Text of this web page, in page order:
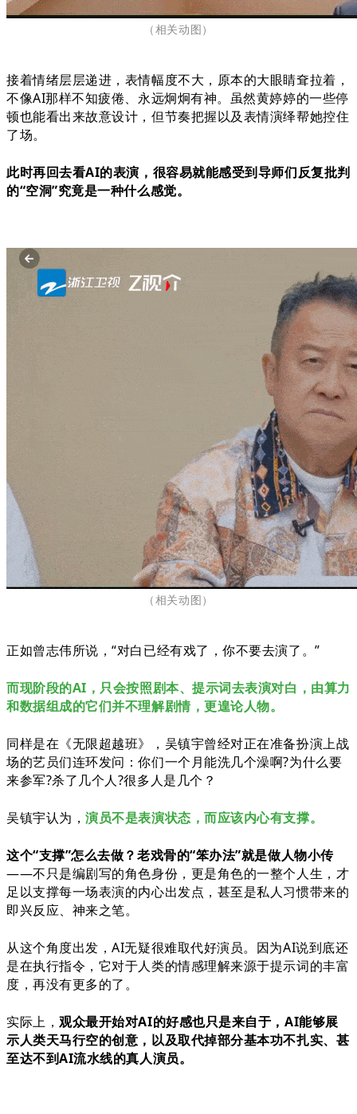
（相关动图）
接着情绪层层递进，表情幅度不大，原本的大眼睛耷拉着，
不像AI那样不知疲倦、永远炯炯有神。虽然黄婷婷的一些停
顿也能看出来故意设计，但节奏把握以及表情演绎帮她控住
了场。
此时再回去看AI的表演，很容易就能感受到导师们反复批判
的“空洞”究竟是一种什么感觉。
（相关动图）
正如曾志伟所说，“对白已经有戏了，你不要去演了。”
而现阶段的AI，只会按照剧本、提示词去表演对白，由算力
和数据组成的它们并不理解剧情，更遑论人物。
同样是在《无限超越班》，吴镇宇曾经对正在准备扮演上战
场的艺员们连环发问：你们一个月能洗几个澡啊?为什么要
来参军?杀了几个人?很多人是几个？
吴镇宇认为，演员不是表演状态，而应该内心有支撑。
这个“支撑”怎么去做？老戏骨的“笨办法”就是做人物小传
——不只是编剧写的角色身份，更是角色的一整个人生，才
足以支撑每一场表演的内心出发点，甚至是私人习惯带来的
即兴反应、神来之笔。
从这个角度出发，AI无疑很难取代好演员。因为AI说到底还
是在执行指令，它对于人类的情感理解来源于提示词的丰富
度，再没有更多的了。
实际上，观众最开始对AI的好感也只是来自于，AI能够展
示人类天马行空的创意，以及取代掉部分基本功不扎实、甚
至达不到AI流水线的真人演员。